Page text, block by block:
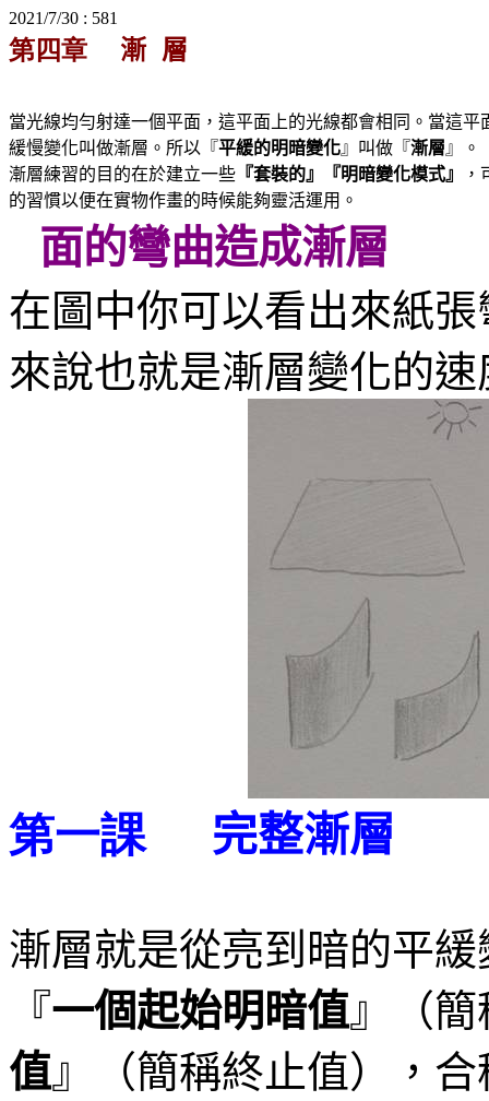
2021/7/30 : 581
第四章 漸 層
當光線均勻射達一個平面，這平面上的光線都會相同。當這
緩慢變化叫做漸層。所以『平緩的明暗變化』叫做『漸層』。
漸層練習的目的在於建立一些 『套裝的』『明暗變化模式』
的習慣以便在實物作畫的時候能夠靈活運用。
面的彎曲造成漸層
在圖中你可以看出來紙
來說也就是漸層變化的
第一課 完整漸層
漸層就是從亮到暗的平
『一個起始明暗值』（
值』（簡稱終止值），合